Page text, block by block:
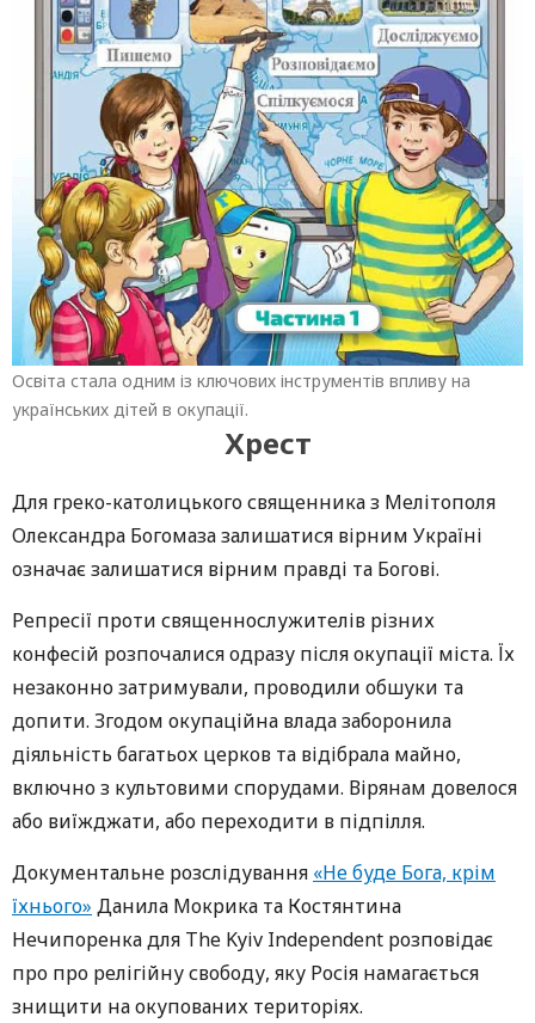
Освіта стала одним із ключових інструментів впливу на
українських дітей в окупації.
Хрест
Для греко-католицького священника з Мелітополя
Олександра Богомаза залишатися вірним Україні
означає залишатися вірним правді та Богові.
Репресії проти священнослужителів різних
конфесій розпочалися одразу після окупації міста. Їх
незаконно затримували, проводили обшуки та
допити. Згодом окупаційна влада заборонила
діяльність багатьох церков та відібрала майно,
включно з культовими спорудами. Вірянам довелося
або виїжджати, або переходити в підпілля.
Документальне розслідування «Не буде Бога, крім
їхнього» Данила Мокрика та Костянтина
Нечипоренка для The Kyiv Independent розповідає
про про релігійну свободу, яку Росія намагається
знищити на окупованих територіях.